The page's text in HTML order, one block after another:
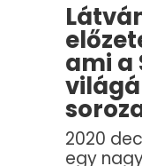
ami a
2020
egy